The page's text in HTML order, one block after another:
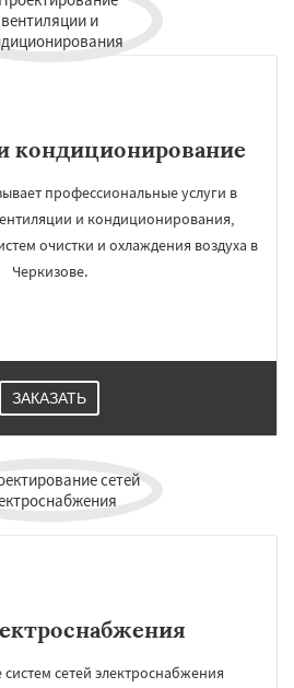
кондиционирование
профессиональные услуги в
и кондиционирования,
очистки и охлаждения воздуха в
Черкизове.
ЗАКАЗАТЬ
сетей электроснабжения